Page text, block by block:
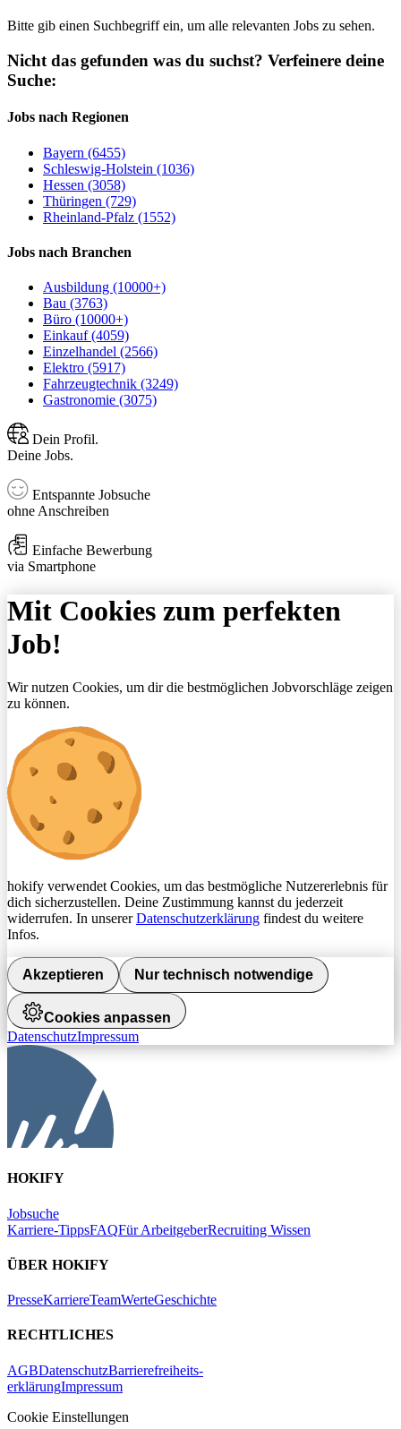
Bitte gib einen Suchbegriff ein, um alle relevanten Jobs zu sehen.
Nicht das gefunden was du suchst? Verfeinere deine
Suche:
Jobs nach Regionen
Bayern (6455)
Schleswig-Holstein (1036)
Hessen (3058)
Thüringen (729)
Rheinland-Pfalz (1552)
Jobs nach Branchen
Ausbildung (10000+)
Bau (3763)
Büro (10000+)
Einkauf (4059)
Einzelhandel (2566)
Elektro (5917)
Fahrzeugtechnik (3249)
Gastronomie (3075)
Dein Profil.
Deine Jobs.
Entspannte Jobsuche
ohne Anschreiben
Einfache Bewerbung
via Smartphone
Mit Cookies zum perfekten
Job!
Wir nutzen Cookies, um dir die bestmöglichen Jobvorschläge zeigen
zu können.
hokify verwendet Cookies, um das bestmögliche Nutzererlebnis für
dich sicherzustellen. Deine Zustimmung kannst du jederzeit
widerrufen. In unsererDatenschutzerklärung findest du weitere
Infos.
Akzeptieren Nur technisch notwendige
Cookies anpassen
DatenschutzImpressum
HOKIFY
Jobsuche
Karriere-TippsFAQFür ArbeitgeberRecruiting Wissen
ÜBER HOKIFY
PresseKarriereTeamWerteGeschichte
RECHTLICHES
AGBDatenschutzBarrierefreiheits-
erklärungImpressum
Cookie Einstellungen